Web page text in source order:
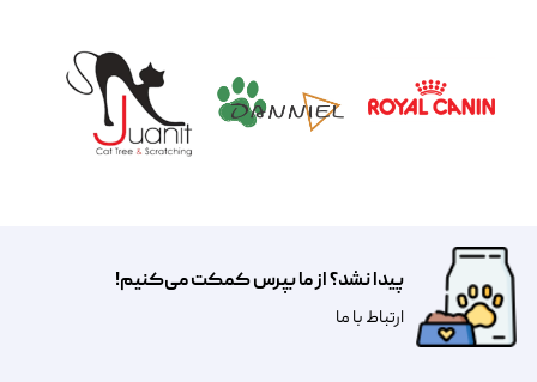
پیدا نشد؟ از ما بپرس کمکت می‌کنیم!
​​​ارتباط با ما